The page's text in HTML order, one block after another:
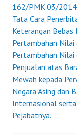
162/PMK.03/
Tata Cara
Keterangan Bebas
Pertambahan Nilai
Pertambahan Nilai
Penjualan atas
Mewah kepada
Negara Asing dan
Internasional serta
Pejabatnya.